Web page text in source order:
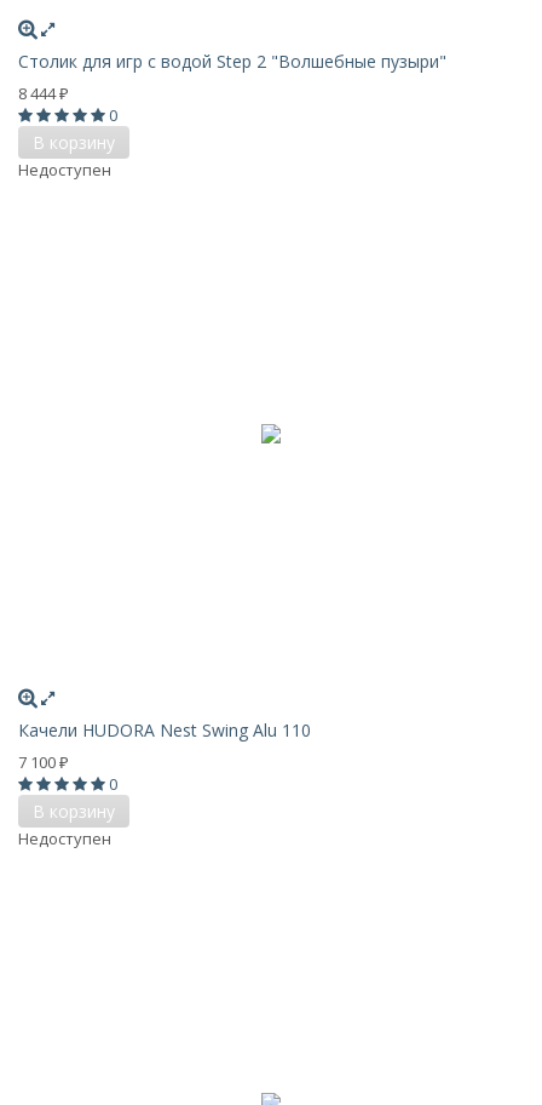
Столик для игр с водой Step 2 "Волшебные пузыри"
8 444 ₽
0
В корзину
Недоступен
Качели HUDORA Nest Swing Alu 110
7 100 ₽
0
В корзину
Недоступен